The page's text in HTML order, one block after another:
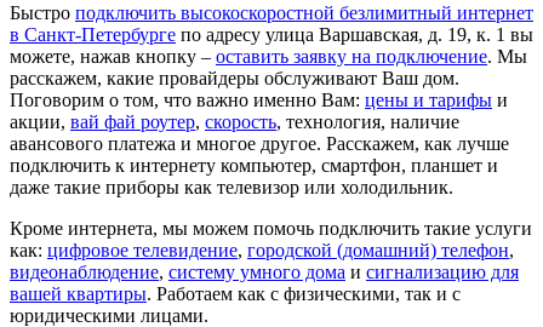
Быстро подключить высокоскоростной безлимитный интернет
в Санкт-Петербурге по адресу улица Варшавская, д. 19, к. 1 вы
можете, нажав кнопку – оставить заявку на подключение. Мы
расскажем, какие провайдеры обслуживают Ваш дом.
Поговорим о том, что важно именно Вам: цены и тарифы и
акции, вай фай роутер, скорость, технология, наличие
авансового платежа и многое другое. Расскажем, как лучше
подключить к интернету компьютер, смартфон, планшет и
даже такие приборы как телевизор или холодильник.
Кроме интернета, мы можем помочь подключить такие услуги
как: цифровое телевидение, городской (домашний) телефон,
видеонаблюдение, систему умного дома и сигнализацию для
вашей квартиры. Работаем как с физическими, так и с
юридическими лицами.